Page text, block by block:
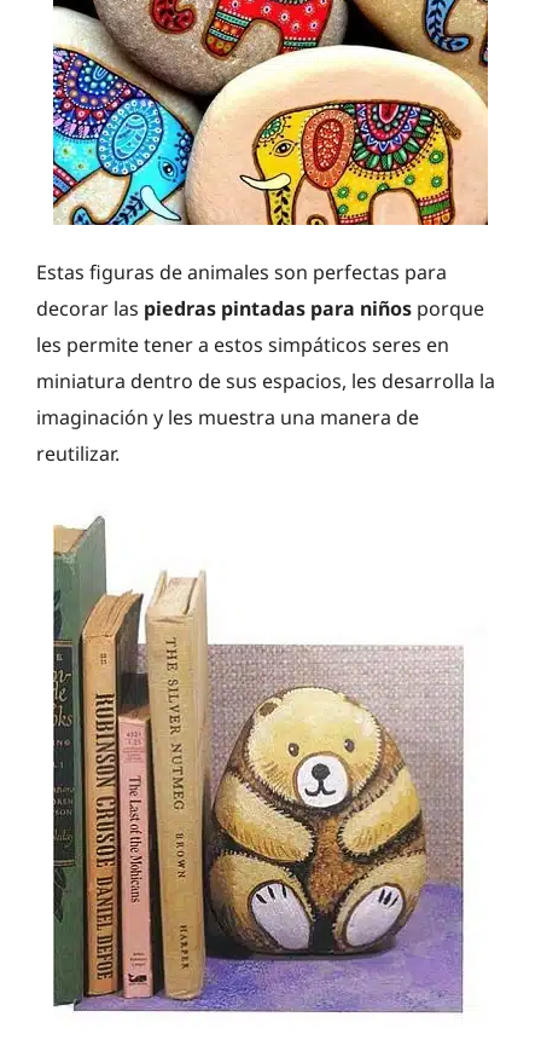
Estas figuras de animales son perfectas para
decorar las piedras pintadas para niños porque
les permite tener a estos simpáticos seres en
miniatura dentro de sus espacios, les desarrolla la
imaginación y les muestra una manera de
reutilizar.